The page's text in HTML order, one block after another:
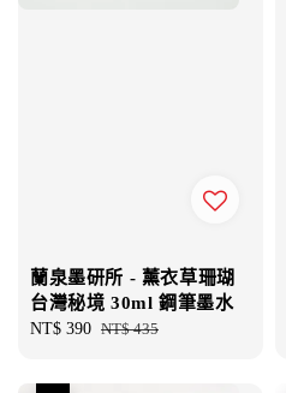
蘭泉墨研所 - 薰衣草珊瑚
台灣秘境 30ml 鋼筆墨水
Sale
NT$ 390 Regular
NT$ 435